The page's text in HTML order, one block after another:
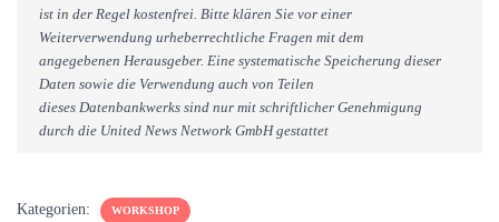
ist in der Regel kostenfrei. Bitte klären Sie vor einer
Weiterverwendung urheberrechtliche Fragen mit dem
angegebenen Herausgeber. Eine systematische Speicherung dieser
Daten sowie die Verwendung auch von Teilen
dieses Datenbankwerks sind nur mit schriftlicher Genehmigung
durch die United News Network GmbH gestattet
Kategorien: WORKSHOP